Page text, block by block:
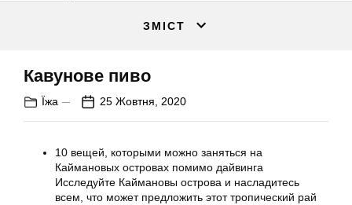
ЗМІСТ
Кавунове пиво
Їжа 25 Жовтня, 2020
10 вещей, которыми можно заняться на
Каймановых островах помимо дайвинга
Исследуйте Каймановы острова и насладитесь
всем, что может предложить этот тропический рай